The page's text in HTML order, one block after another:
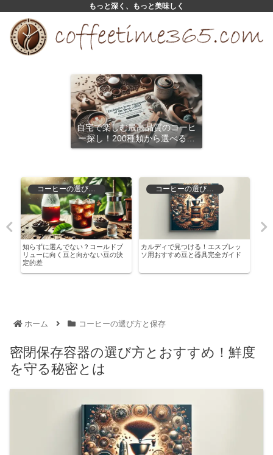
もっと深く、もっと美味しく
自宅で楽しむ最高品質のコーヒ
ー探し！200種類から選べるサ
ブスクリプション
知らずに選んでない？コールドブ
リューに向く豆と向かない豆の決
定的差
カルディで見つける！エスプレッ
ソ用おすすめ豆と器具完全ガイド
ホーム コーヒーの選び方と保存
密閉保存容器の選び方とおすすめ！鮮度
を守る秘密とは